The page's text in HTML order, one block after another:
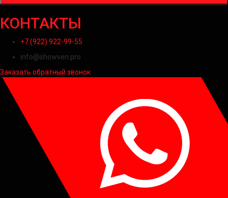
КОНТАКТЫ
+7 (922) 922-99-55
info@showven.pro
Заказать обратный звонок